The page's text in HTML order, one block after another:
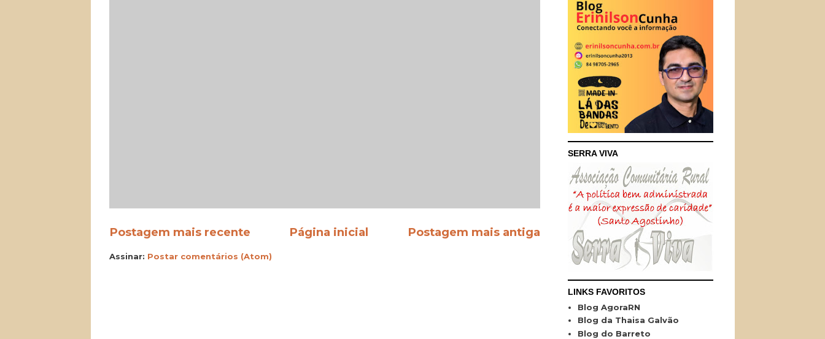
Postagem mais recente Postagem mais antiga
Página inicial
Assinar: Postar comentários (Atom)
SERRA VIVA
LINKS FAVORITOS
Blog AgoraRN
Blog da Thaisa Galvão
Blog do Barreto